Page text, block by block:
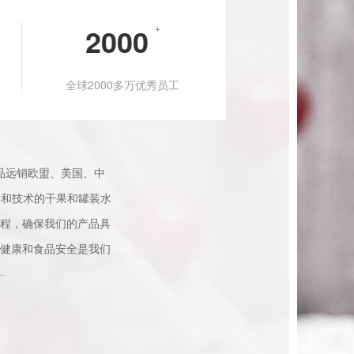
2000 +
全球2000多万优秀员工
销欧盟、美国、中
技术的干果和罐装水
，确保我们的产品具
康和食品安全是我们